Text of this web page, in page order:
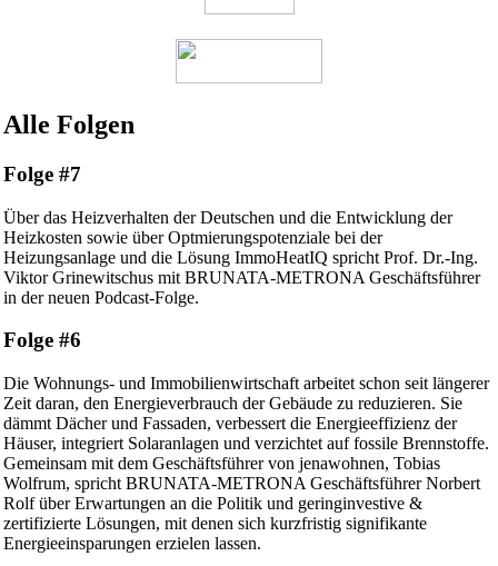
Alle Folgen
Folge #7
Über das Heizverhalten der Deutschen und die Entwicklung der
Heizkosten sowie über Optmierungspotenziale bei der
Heizungsanlage und die Lösung ImmoHeatIQ spricht Prof. Dr.-Ing.
Viktor Grinewitschus mit BRUNATA-METRONA Geschäftsführer
in der neuen Podcast-Folge.
Folge #6
Die Wohnungs- und Immobilienwirtschaft arbeitet schon seit längerer
Zeit daran, den Energieverbrauch der Gebäude zu reduzieren. Sie
dämmt Dächer und Fassaden, verbessert die Energieeffizienz der
Häuser, integriert Solaranlagen und verzichtet auf fossile Brennstoffe.
Gemeinsam mit dem Geschäftsführer von jenawohnen, Tobias
Wolfrum, spricht BRUNATA-METRONA Geschäftsführer Norbert
Rolf über Erwartungen an die Politik und geringinvestive &
zertifizierte Lösungen, mit denen sich kurzfristig signifikante
Energieeinsparungen erzielen lassen.